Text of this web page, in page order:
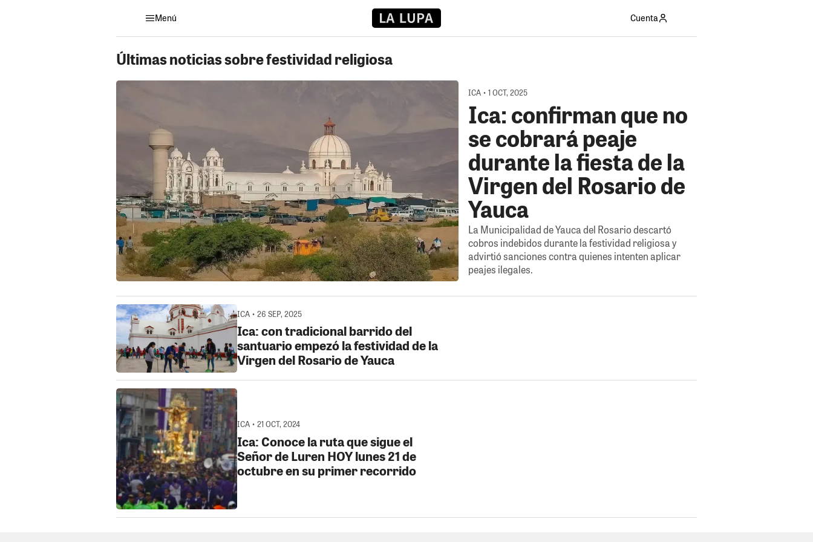
Menú Cuenta
Últimas noticias sobre festividad religiosa
ICA • 1 OCT, 2025
Ica: confirman que no
se cobrará peaje
durante la fiesta de la
Virgen del Rosario de
Yauca
La Municipalidad de Yauca del Rosario descartó
cobros indebidos durante la festividad religiosa y
advirtió sanciones contra quienes intenten aplicar
peajes ilegales.
ICA • 26 SEP, 2025
Ica: con tradicional barrido del
santuario empezó la festividad de la
Virgen del Rosario de Yauca
ICA • 21 OCT, 2024
Ica: Conoce la ruta que sigue el
Señor de Luren HOY lunes 21 de
octubre en su primer recorrido